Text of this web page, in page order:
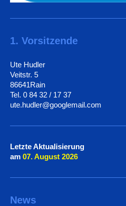
1. Vorsitzende
Ute Hudler
Veitstr. 5
86641Rain
Tel. 0 84 32 / 17 37
ute.hudler@googlemail.com
Letzte Aktualisierung
am 07. August 2026
News